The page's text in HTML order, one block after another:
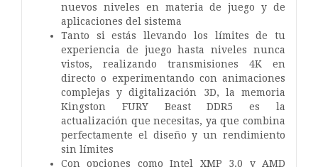
nuevos niveles en materia de juego y de
aplicaciones del sistema
Tanto si estás llevando los límites de tu
experiencia de juego hasta niveles nunca
vistos, realizando transmisiones 4K en
directo o experimentando con animaciones
complejas y digitalización 3D, la memoria
Kingston FURY Beast DDR5 es la
actualización que necesitas, ya que combina
perfectamente el diseño y un rendimiento
sin límites
Con opciones como Intel XMP 3.0 y AMD